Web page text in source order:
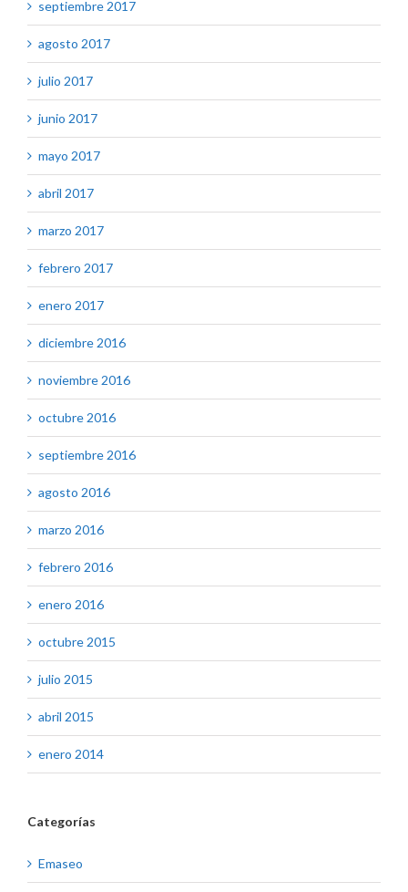
septiembre 2017
agosto 2017
julio 2017
junio 2017
mayo 2017
abril 2017
marzo 2017
febrero 2017
enero 2017
diciembre 2016
noviembre 2016
octubre 2016
septiembre 2016
agosto 2016
marzo 2016
febrero 2016
enero 2016
octubre 2015
julio 2015
abril 2015
enero 2014
Categorías
Emaseo